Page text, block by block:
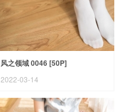
风之领域 0046 [50P]
2022-03-14